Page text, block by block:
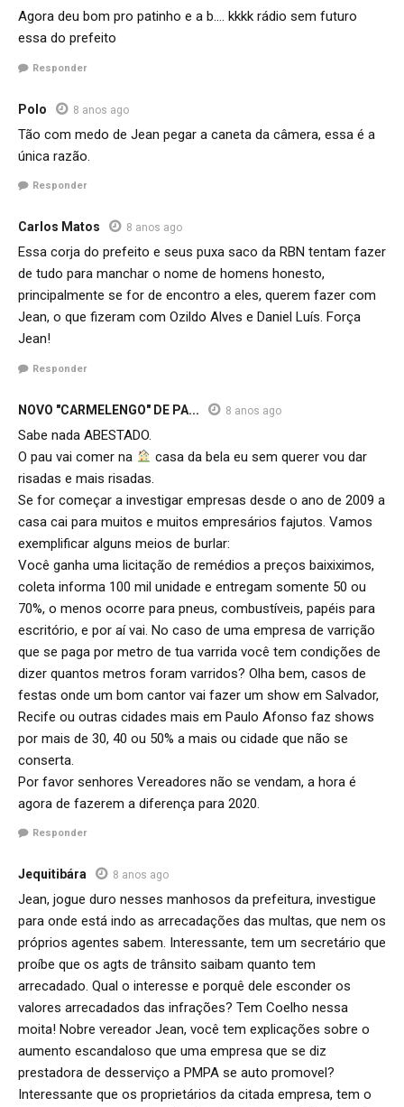
Agora deu bom pro patinho e a b…. kkkk rádio sem futuro
essa do prefeito
Responder
Polo 8 anos ago
Tão com medo de Jean pegar a caneta da câmera, essa é a
única razão.
Responder
Carlos Matos 8 anos ago
Essa corja do prefeito e seus puxa saco da RBN tentam fazer
de tudo para manchar o nome de homens honesto,
principalmente se for de encontro a eles, querem fazer com
Jean, o que fizeram com Ozildo Alves e Daniel Luís. Força
Jean!
Responder
NOVO "CARMELENGO" DE PA... 8 anos ago
Sabe nada ABESTADO.
O pau vai comer na
casa da bela eu sem querer vou dar
risadas e mais risadas.
Se for começar a investigar empresas desde o ano de 2009 a
casa cai para muitos e muitos empresários fajutos. Vamos
exemplificar alguns meios de burlar:
Você ganha uma licitação de remédios a preços baixiximos,
coleta informa 100 mil unidade e entregam somente 50 ou
70%, o menos ocorre para pneus, combustíveis, papéis para
escritório, e por aí vai. No caso de uma empresa de varrição
que se paga por metro de tua varrida você tem condições de
dizer quantos metros foram varridos? Olha bem, casos de
festas onde um bom cantor vai fazer um show em Salvador,
Recife ou outras cidades mais em Paulo Afonso faz shows
por mais de 30, 40 ou 50% a mais ou cidade que não se
conserta.
Por favor senhores Vereadores não se vendam, a hora é
agora de fazerem a diferença para 2020.
Responder
Jequitibára 8 anos ago
Jean, jogue duro nesses manhosos da prefeitura, investigue
para onde está indo as arrecadações das multas, que nem os
próprios agentes sabem. Interessante, tem um secretário que
proíbe que os agts de trânsito saibam quanto tem
arrecadado. Qual o interesse e porquê dele esconder os
valores arrecadados das infrações? Tem Coelho nessa
moita! Nobre vereador Jean, você tem explicações sobre o
aumento escandaloso que uma empresa que se diz
prestadora de desserviço a PMPA se auto promovel?
Interessante que os proprietários da citada empresa, tem o